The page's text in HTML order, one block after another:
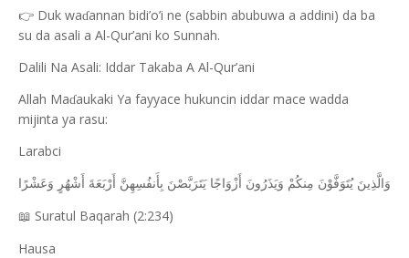
👉 Duk waɗannan bidi’o’i ne (sabbin abubuwa a addini) da ba
su da asali a Al-Qur’ani ko Sunnah.
Dalili Na Asali: Iddar Takaba A Al-Qur’ani
Allah Maɗaukaki Ya fayyace hukuncin iddar mace wadda
mijinta ya rasu:
Larabci
وَالَّذِينَ يُتَوَفَّوْنَ مِنكُمْ وَيَذَرُونَ أَزْوَاجًا يَتَرَبَّصْنَ بِأَنفُسِهِنَّ أَرْبَعَةَ أَشْهُرٍ وَعَشْرًا
📖 Suratul Baqarah (2:234)
Hausa